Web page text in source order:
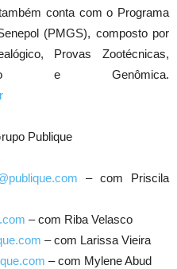
conta com o Programa
(PMGS), composto por
Provas Zootécnicas,
e Genômica.
Publique
– com Priscila
– com Riba Velasco
– com Larissa Vieira
– com Mylene Abud